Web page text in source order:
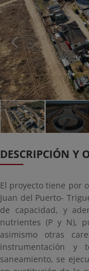
DESCRIPCIÓN Y
El proyecto tiene por
Juan del Puerto-
de capacidad, y
nutrientes (P y N),
asimismo otras
instrumentación y
saneamiento, se